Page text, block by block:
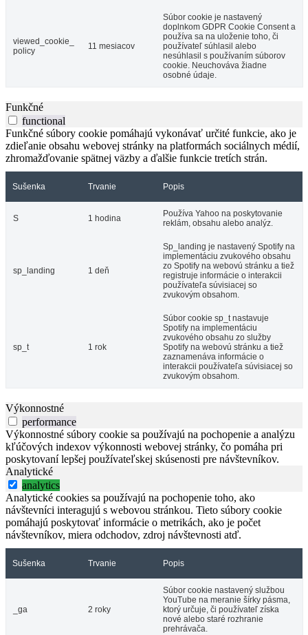
viewed_cookie_
policy
11 mesiacov
Súbor cookie je nastavený
doplnkom GDPR Cookie Consent a
používa sa na uloženie toho, či
používateľ súhlasil alebo
nesúhlasil s používaním súborov
cookie. Neuchováva žiadne
osobné údaje.
Funkčné
functional
Funkčné súbory cookie pomáhajú vykonávať určité funkcie, ako je
zdieľanie obsahu webovej stránky na platformách sociálnych médií,
zhromažďovanie spätnej väzby a ďalšie funkcie tretích strán.
Sušenka Trvanie Popis
S 1 hodina
Používa Yahoo na poskytovanie
reklám, obsahu alebo analýz.
sp_landing 1 deň
Sp_landing je nastavený Spotify na
implementáciu zvukového obsahu
zo Spotify na webovú stránku a tiež
registruje informácie o interakcii
používateľa súvisiacej so
zvukovým obsahom.
sp_t 1 rok
Súbor cookie sp_t nastavuje
Spotify na implementáciu
zvukového obsahu zo služby
Spotify na webovú stránku a tiež
zaznamenáva informácie o
interakcii používateľa súvisiacej so
zvukovým obsahom.
Výkonnostné
performance
Výkonnostné súbory cookie sa používajú na pochopenie a analýzu
kľúčových indexov výkonnosti webovej stránky, čo pomáha pri
poskytovaní lepšej používateľskej skúsenosti pre návštevníkov.
Analytické
analytics
Analytické cookies sa používajú na pochopenie toho, ako
návštevníci interagujú s webovou stránkou. Tieto súbory cookie
pomáhajú poskytovať informácie o metrikách, ako je počet
návštevníkov, miera odchodov, zdroj návštevnosti atď.
Sušenka Trvanie Popis
_ga 2 roky
Súbor cookie nastavený službou
YouTube na meranie šírky pásma,
ktorý určuje, či používateľ získa
nové alebo staré rozhranie
prehrávača.